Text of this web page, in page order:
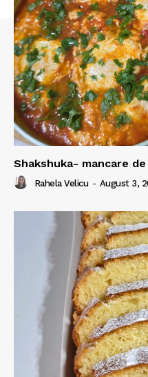
Shakshuka- mancare
Rahela Velicu - August 3,